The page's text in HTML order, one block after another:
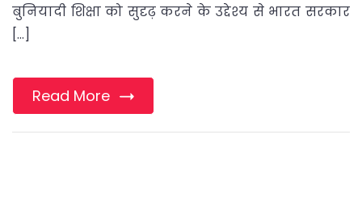
बुनियादी शिक्षा को सुदृढ़ करने के उद्देश्य से भारत सरकार
[…]
Read More